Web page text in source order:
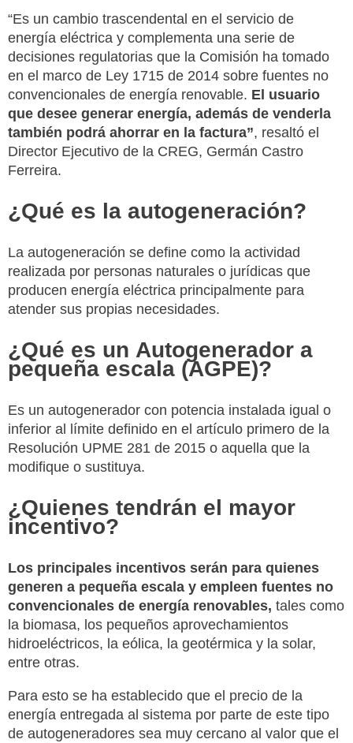
“Es un cambio trascendental en el servicio de
energía eléctrica y complementa una serie de
decisiones regulatorias que la Comisión ha tomado
en el marco de Ley 1715 de 2014 sobre fuentes no
convencionales de energía renovable. El usuario
que desee generar energía, además de venderla
también podrá ahorrar en la factura”, resaltó el
Director Ejecutivo de la CREG, Germán Castro
Ferreira.
¿Qué es la autogeneración?
La autogeneración se define como la actividad
realizada por personas naturales o jurídicas que
producen energía eléctrica principalmente para
atender sus propias necesidades.
¿Qué es un Autogenerador a
pequeña escala (AGPE)?
Es un autogenerador con potencia instalada igual o
inferior al límite definido en el artículo primero de la
Resolución UPME 281 de 2015 o aquella que la
modifique o sustituya.
¿Quienes tendrán el mayor
incentivo?
Los principales incentivos serán para quienes
generen a pequeña escala y empleen fuentes no
convencionales de energía renovables, tales como
la biomasa, los pequeños aprovechamientos
hidroeléctricos, la eólica, la geotérmica y la solar,
entre otras.
Para esto se ha establecido que el precio de la
energía entregada al sistema por parte de este tipo
de autogeneradores sea muy cercano al valor que el